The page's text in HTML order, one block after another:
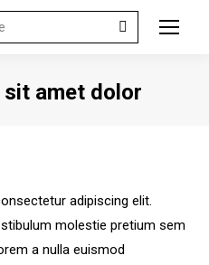
amet dolor
adipiscing elit.
molestie pretium sem
a nulla euismod